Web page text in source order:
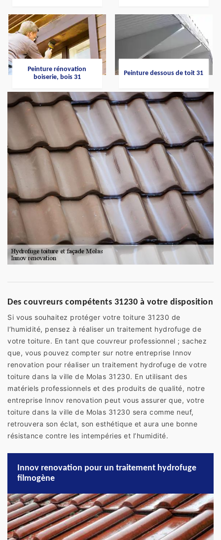
Peinture rénovation
boiserie, bois 31
Peinture dessous de toit 31
Des couvreurs compétents 31230 à votre disposition
Si vous souhaitez protéger votre toiture 31230 de
l’humidité, pensez à réaliser un traitement hydrofuge de
votre toiture. En tant que couvreur professionnel ; sachez
que, vous pouvez compter sur notre entreprise Innov
renovation pour réaliser un traitement hydrofuge de votre
toiture dans la ville de Molas 31230. En utilisant des
matériels professionnels et des produits de qualité, notre
entreprise Innov renovation peut vous assurer que, votre
toiture dans la ville de Molas 31230 sera comme neuf,
retrouvera son éclat, son esthétique et aura une bonne
résistance contre les intempéries et l’humidité.
Innov renovation pour un traitement hydrofuge
filmogène